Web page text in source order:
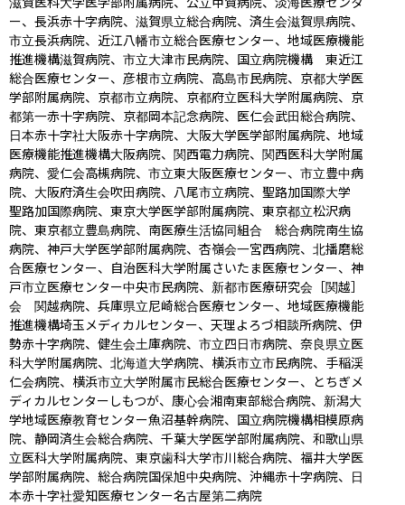
ー、長浜赤十字病院、滋賀県立総合病院、済生会滋賀県病院、
市立長浜病院、近江八幡市立総合医療センター、地域医療機能
推進機構滋賀病院、市立大津市民病院、国立病院機構　東近江
総合医療センター、彦根市立病院、高島市民病院、京都大学医
学部附属病院、京都市立病院、京都府立医科大学附属病院、京
都第一赤十字病院、京都岡本記念病院、医仁会武田総合病院、
日本赤十字社大阪赤十字病院、大阪大学医学部附属病院、地域
医療機能推進機構大阪病院、関西電力病院、関西医科大学附属
病院、愛仁会高槻病院、市立東大阪医療センター、市立豊中病
院、大阪府済生会吹田病院、八尾市立病院、聖路加国際大学
聖路加国際病院、東京大学医学部附属病院、東京都立松沢病
院、東京都立豊島病院、南医療生活協同組合　総合病院南生協
病院、神戸大学医学部附属病院、杏嶺会一宮西病院、北播磨総
合医療センター、自治医科大学附属さいたま医療センター、神
戸市立医療センター中央市民病院、新都市医療研究会［関越］
会　関越病院、兵庫県立尼崎総合医療センター、地域医療機能
推進機構埼玉メディカルセンター、天理よろづ相談所病院、伊
勢赤十字病院、健生会土庫病院、市立四日市病院、奈良県立医
科大学附属病院、北海道大学病院、横浜市立市民病院、手稲渓
仁会病院、横浜市立大学附属市民総合医療センター、とちぎメ
ディカルセンターしもつが、康心会湘南東部総合病院、新潟大
学地域医療教育センター魚沼基幹病院、国立病院機構相模原病
院、静岡済生会総合病院、千葉大学医学部附属病院、和歌山県
立医科大学附属病院、東京歯科大学市川総合病院、福井大学医
学部附属病院、総合病院国保旭中央病院、沖縄赤十字病院、日
本赤十字社愛知医療センター名古屋第二病院